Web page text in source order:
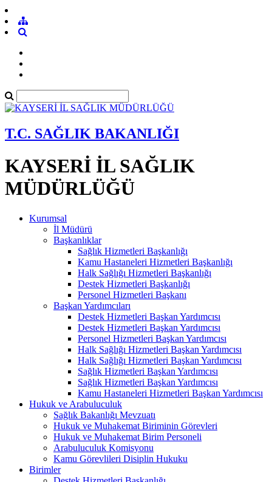
T.C. SAĞLIK BAKANLIĞI
KAYSERİ İL SAĞLIK
MÜDÜRLÜĞÜ
Kurumsal
İl Müdürü
Başkanlıklar
Sağlık Hizmetleri Başkanlığı
Kamu Hastaneleri Hizmetleri Başkanlığı
Halk Sağlığı Hizmetleri Başkanlığı
Destek Hizmetleri Başkanlığı
Personel Hizmetleri Başkanı
Başkan Yardımcıları
Destek Hizmetleri Başkan Yardımcısı
Destek Hizmetleri Başkan Yardımcısı
Personel Hizmetleri Başkan Yardımcısı
Halk Sağlığı Hizmetleri Başkan Yardımcısı
Halk Sağlığı Hizmetleri Başkan Yardımcısı
Sağlık Hizmetleri Başkan Yardımcısı
Sağlık Hizmetleri Başkan Yardımcısı
Kamu Hastaneleri Hizmetleri Başkan Yardımcısı
Hukuk ve Arabuluculuk
Sağlık Bakanlığı Mevzuatı
Hukuk ve Muhakemat Biriminin Görevleri
Hukuk ve Muhakemat Birim Personeli
Arabuluculuk Komisyonu
Kamu Görevlileri Disiplin Hukuku
Birimler